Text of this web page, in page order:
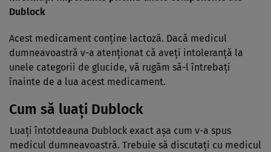
Dublock
Acest medicament conţine lactoză. Dacă medicul
dumneavoastră v-a atenţionat că aveţi intoleranţă la
unele categorii de glucide, vă rugăm să-l întrebaţi
înainte de a lua acest medicament.
Cum să luaţi Dublock
Luaţi întotdeauna Dublock exact aşa cum v-a spus
medicul dumneavoastră. Trebuie să discutaţi cu medicul